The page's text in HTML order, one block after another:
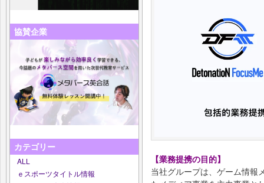
協賛企業
カテゴリー
ALL
ｅスポーツタイトル情報
【業務提携の目的】
当社グループは、ゲーム情報